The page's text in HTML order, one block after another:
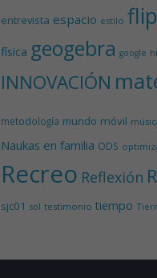
entrevista espacio estilo
física geogebra google
INNOVACIÓN
metodología mundo móvil
Naukas en familia ODS
Recreo Reflexión
sjc01 sol testimonio tiempo